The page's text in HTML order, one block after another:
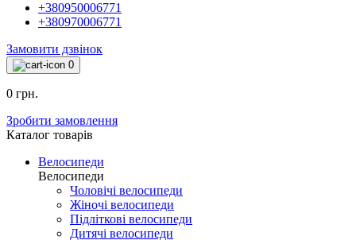
+380950006771
+380970006771
Замовити дзвінок
0
0 грн.
Зробити замовлення
Каталог товарiв
Велосипеди
Велосипеди
Чоловічі велосипеди
Жіночі велосипеди
Підліткові велосипеди
Дитячі велосипеди